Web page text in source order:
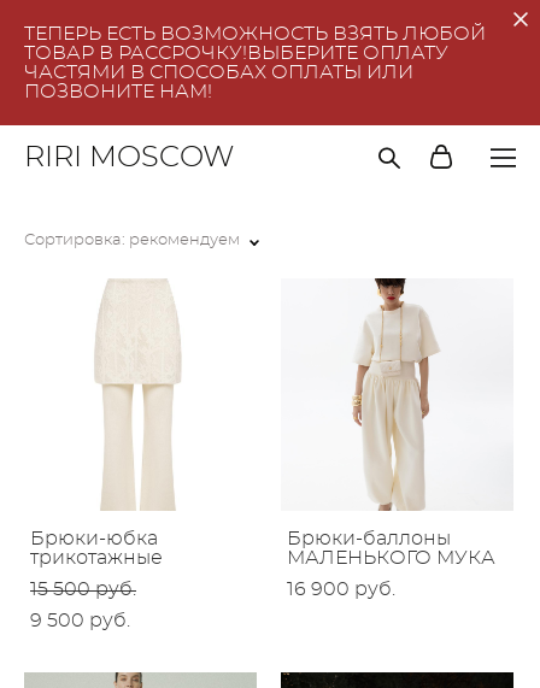
ТЕПЕРЬ ЕСТЬ ВОЗМОЖНОСТЬ ВЗЯТЬ ЛЮБОЙ
ТОВАР В РАССРОЧКУ!ВЫБЕРИТЕ ОПЛАТУ
ЧАСТЯМИ В СПОСОБАХ ОПЛАТЫ ИЛИ
ПОЗВОНИТЕ НАМ!
RIRI MOSCOW
Сортировка: рекомендуем
Брюки-юбка
трикотажные
15 500 pуб.
9 500 pуб.
Брюки-баллоны
МАЛЕНЬКОГО МУКА
16 900 pуб.